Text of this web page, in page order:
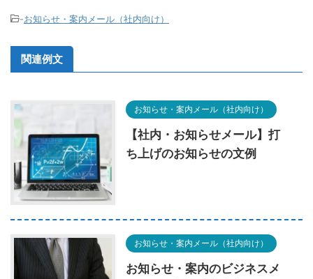
-お知らせ・案内メール（社内向け）
関連例文
お知らせ・案内メール（社内向け）
【社内・お知らせメール】打
ち上げのお知らせの文例
お知らせ・案内メール（社内向け）
お知らせ・案内のビジネスメ